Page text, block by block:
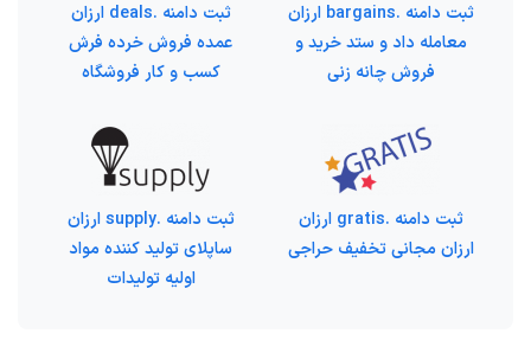
ثبت دامنه .bargains ارزان
معامله داد و ستد خرید و
فروش چانه زنی
ثبت دامنه .deals ارزان
عمده فروش خرده فرش
کسب و کار فروشگاه
ثبت دامنه .gratis ارزان
ارزان مجانی تخفیف حراجی
ثبت دامنه .supply ارزان
ساپلای تولید کننده مواد
اولیه تولیدات